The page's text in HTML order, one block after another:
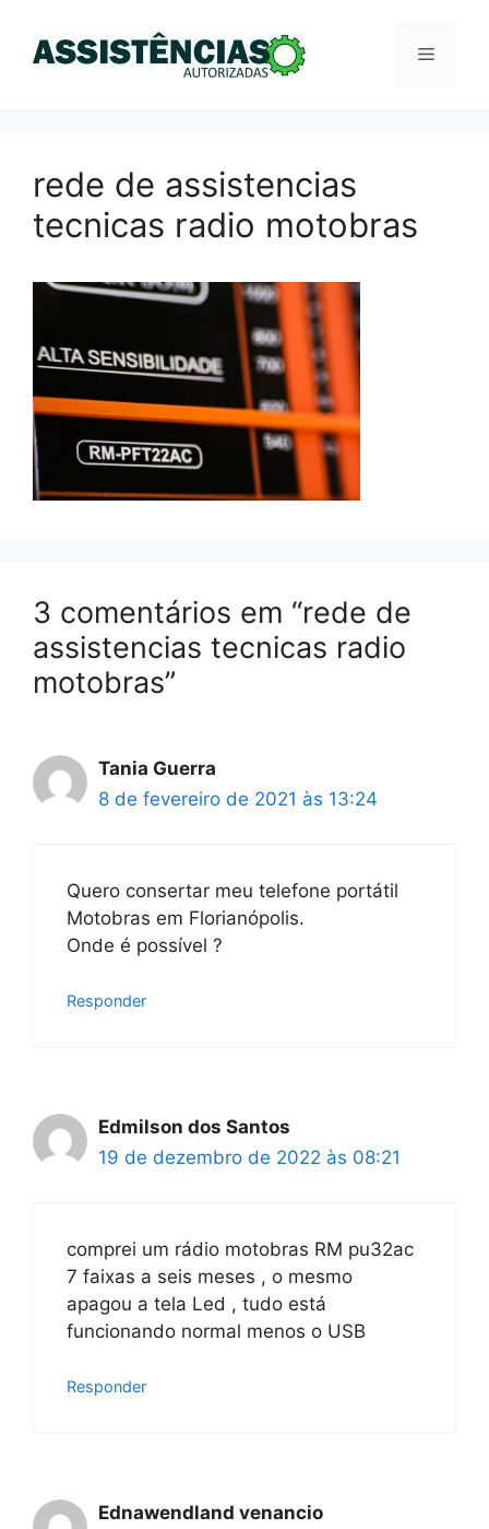
Menu
rede de assistencias
tecnicas radio motobras
3 comentários em “rede de
assistencias tecnicas radio
motobras”
Tania Guerra
8 de fevereiro de 2021 às 13:24
Quero consertar meu telefone portátil
Motobras em Florianópolis.
Onde é possível ?
Responder
Edmilson dos Santos
19 de dezembro de 2022 às 08:21
comprei um rádio motobras RM pu32ac
7 faixas a seis meses , o mesmo
apagou a tela Led , tudo está
funcionando normal menos o USB
Responder
Ednawendland venancio